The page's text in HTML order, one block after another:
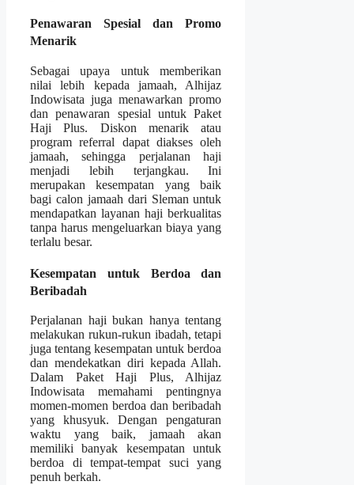
Penawaran Spesial dan Promo
Menarik
Sebagai upaya untuk memberikan
nilai lebih kepada jamaah, Alhijaz
Indowisata juga menawarkan promo
dan penawaran spesial untuk Paket
Haji Plus. Diskon menarik atau
program referral dapat diakses oleh
jamaah, sehingga perjalanan haji
menjadi lebih terjangkau. Ini
merupakan kesempatan yang baik
bagi calon jamaah dari Sleman untuk
mendapatkan layanan haji berkualitas
tanpa harus mengeluarkan biaya yang
terlalu besar.
Kesempatan untuk Berdoa dan
Beribadah
Perjalanan haji bukan hanya tentang
melakukan rukun-rukun ibadah, tetapi
juga tentang kesempatan untuk berdoa
dan mendekatkan diri kepada Allah.
Dalam Paket Haji Plus, Alhijaz
Indowisata memahami pentingnya
momen-momen berdoa dan beribadah
yang khusyuk. Dengan pengaturan
waktu yang baik, jamaah akan
memiliki banyak kesempatan untuk
berdoa di tempat-tempat suci yang
penuh berkah.